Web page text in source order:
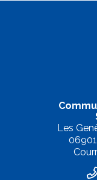
Les